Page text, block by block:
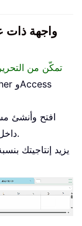
تمكّن من
افتح وأنشئ
داخل النافذة نفسها، بدلاً من فتح نوافذ جديدة.